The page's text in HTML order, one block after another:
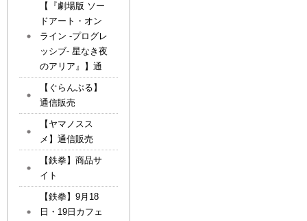
【『劇場版 ソー
ドアート・オン
ライン -プログレ
ッシブ- 星なき夜
のアリア』】通
【ぐらんぶる】
通信販売
【ヤマノスス
メ】通信販売
【鉄拳】商品サ
イト
【鉄拳】9月18
日・19日カフェ